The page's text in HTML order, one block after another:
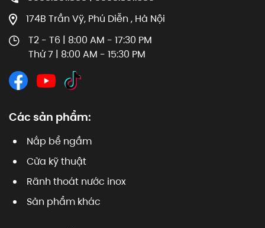
174B Trần Vỹ, Phú Diễn , Hà Nội
T2 - T6 | 8:00 AM - 17:30 PM
Thứ 7 | 8:00 AM - 15:30 PM
Các sản phẩm:
Nắp bể ngầm
Cửa kỹ thuật
Rãnh thoát nước inox
Sản phẩm khác